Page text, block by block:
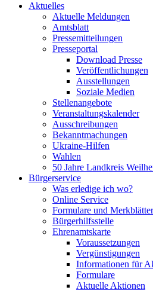
Aktuelles
Aktuelle Meldungen
Amtsblatt
Pressemitteilungen
Presseportal
Download Presse
Veröffentlichungen
Ausstellungen
Soziale Medien
Stellenangebote
Veranstaltungskalender
Ausschreibungen
Bekanntmachungen
Ukraine-Hilfen
Wahlen
50 Jahre Landkreis
Bürgerservice
Was erledige ich wo?
Online Service
Formulare und Merkblätter
Bürgerhilfsstelle
Ehrenamtskarte
Voraussetzungen
Vergünstigungen
Informationen für
Formulare
Aktuelle Aktionen